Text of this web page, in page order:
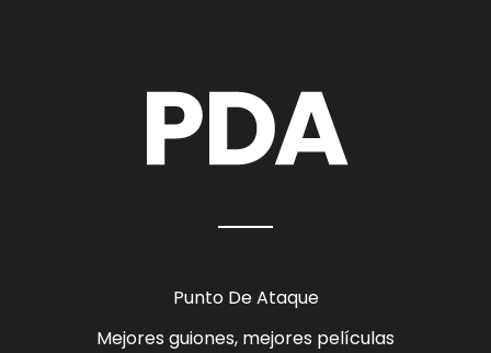
Punto De Ataque
Mejores guiones, mejores películas